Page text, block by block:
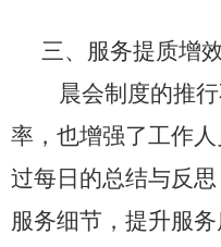
三、服务提质增
晨会制度的推行
率，也增强了工作
过每日的总结与反
服务细节，提升服